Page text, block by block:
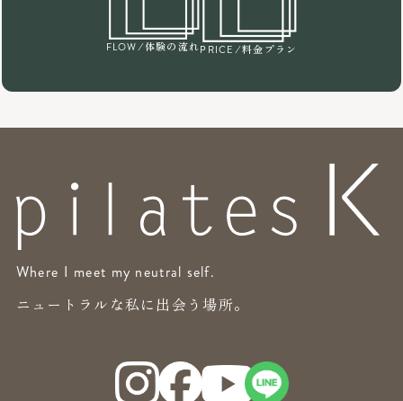
FLOW /体験の流れPRICE /料金プラン
Where I meet my neutral self.
ニュートラルな私に出会う場所。